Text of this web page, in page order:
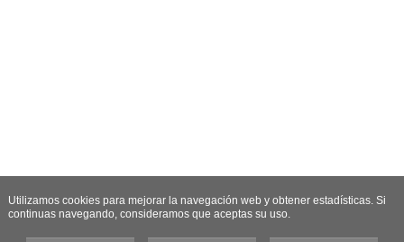
Utilizamos cookies para mejorar la navegación web y obtener estadísticas. Si
continuas navegando, consideramos que aceptas su uso.